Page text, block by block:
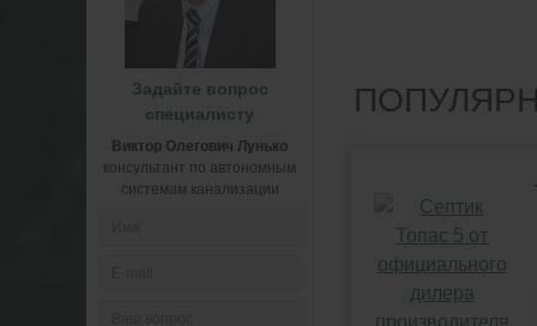
Задайте вопрос
специалисту
Виктор Олегович Лунько
консультант по автономным
системам канализации